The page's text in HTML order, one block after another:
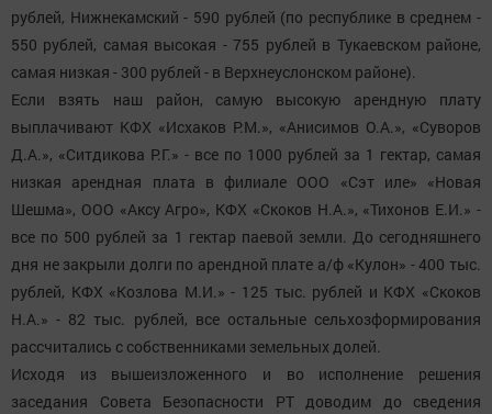
рублей, Нижнекамский - 590 рублей (по республике в среднем -
550 рублей, самая высокая - 755 рублей в Тукаевском районе,
самая низкая - 300 рублей - в Верхнеуслонском районе).
Если взять наш район, самую высокую арендную плату
выплачивают КФХ «Исхаков Р.М.», «Анисимов О.А.», «Суворов
Д.А.», «Ситдикова Р.Г.» - все по 1000 рублей за 1 гектар, самая
низкая арендная плата в филиале ООО «Сэт иле» «Новая
Шешма», ООО «Аксу Агро», КФХ «Скоков Н.А.», «Тихонов Е.И.» -
все по 500 рублей за 1 гектар паевой земли. До сегодняшнего
дня не закрыли долги по арендной плате а/ф «Кулон» - 400 тыс.
рублей, КФХ «Козлова М.И.» - 125 тыс. рублей и КФХ «Скоков
Н.А.» - 82 тыс. рублей, все остальные сельхозформирования
рассчитались с собственниками земельных долей.
Исходя из вышеизложенного и во исполнение решения
заседания Совета Безопасности РТ доводим до сведения